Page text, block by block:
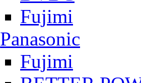
Fujimi
Panasonic
Fujimi